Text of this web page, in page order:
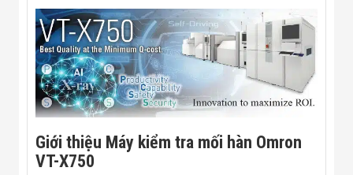
Màn Hình
Tương Tác
Màn Hình LED
Thiết Bị Chống
Ghi Âm
Máy X-Ray
Thực Phẩm
Loại Công
Nghiệp
Giới thiệu Máy kiểm tra mối hàn Omron
VT-X750